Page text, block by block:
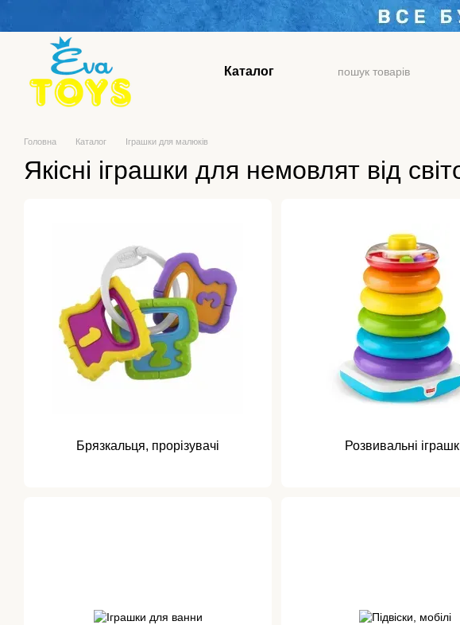
Перейти до основного контенту
Каталог
Головна Каталог Іграшки для малюків
Якісні іграшки для немовлят від
Брязкальця, прорізувачі Розвивальні